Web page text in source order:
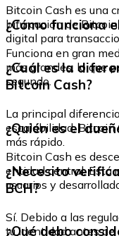
Bitcoin Cash es una
bifurcación de
digital para
¿Cómo funciona
Funciona en gran
más grandes, lo que
segundo.
¿Cuál es la
Bitcoin Cash?
La principal
escalabilidad. Bitcoin
más rápido.
¿Quién es el
Bitcoin Cash es
entidad central. Está
usuarios y
¿Necesito
BCH?
Sí. Debido a las
tu identidad antes de
¿Qué debo